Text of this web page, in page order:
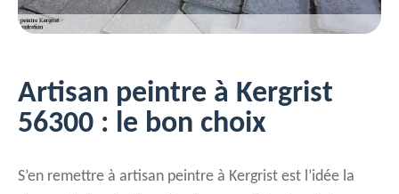
Artisan peintre à Kergrist
56300 : le bon choix
S’en remettre à artisan peintre à Kergrist est l’idée la